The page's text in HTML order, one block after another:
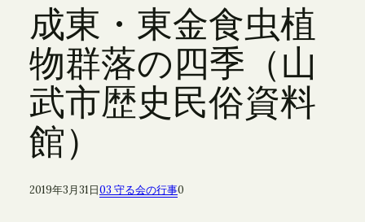
成東・東金食虫植
物群落の四季（山
武市歴史民俗資料
館）
2019年3月31日03 守る会の行事0